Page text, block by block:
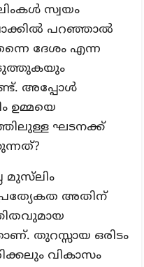
സ്വയം
പറഞ്ഞാല്‍
ദേശം എന്ന
അപ്പോള്‍
ഉമ്മയെ
ഘടനക്ക്
മുസ്‌ലിം
അതിന്
തുറസ്സായ ഒരിടം
വികാസം